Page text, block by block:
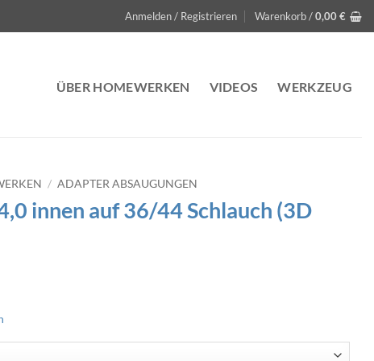
Anmelden / Registrieren Warenkorb /0,00€
ÜBER HOMEWERKEN VIDEOS WERKZEUG
/ ADAPTER ABSAUGUNGEN
innen auf 36/44 Schlauch (3D